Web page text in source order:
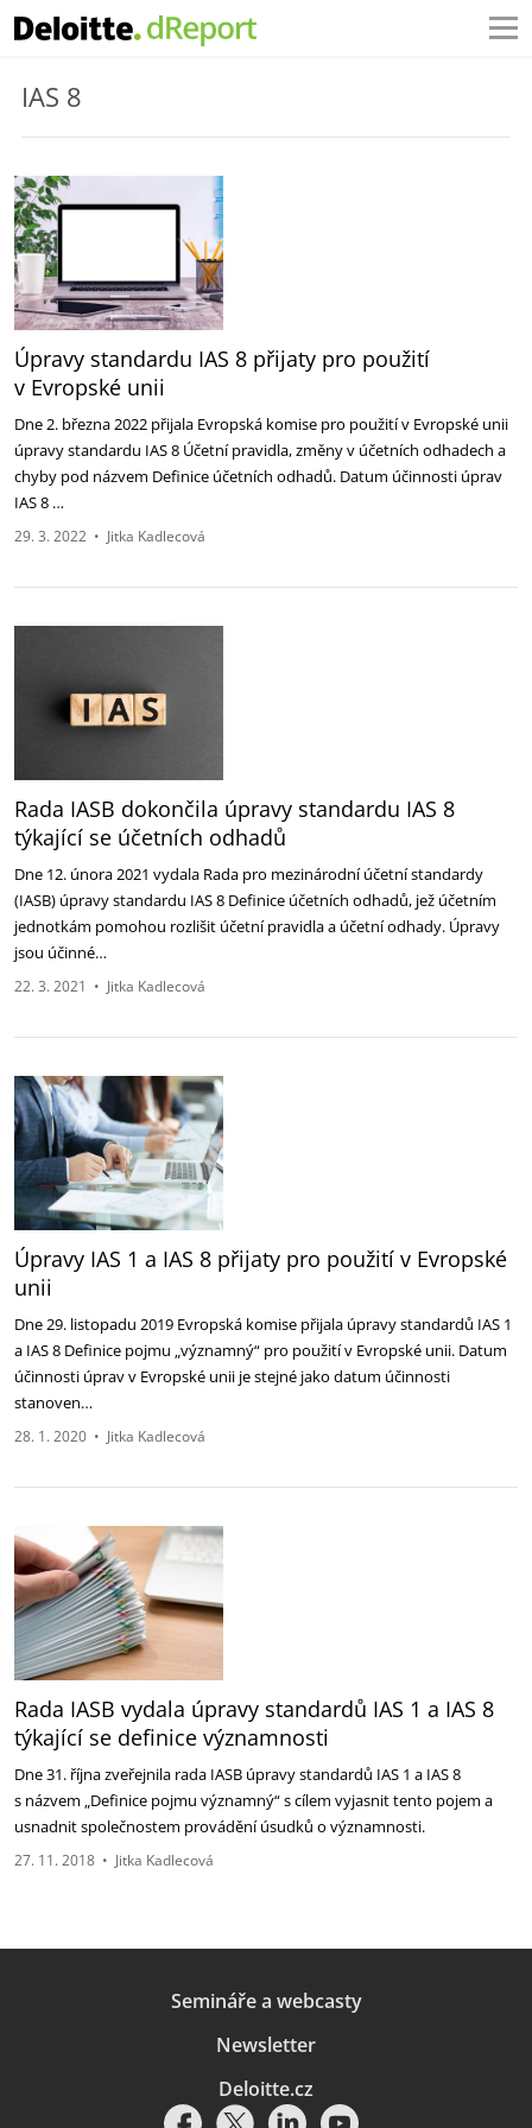
IAS 8
Úpravy standardu IAS 8 přijaty pro použití
v Evropské unii
Dne 2. března 2022 přijala Evropská komise pro použití v Evropské unii
úpravy standardu IAS 8 Účetní pravidla, změny v účetních odhadech a
chyby pod názvem Definice účetních odhadů. Datum účinnosti úprav
IAS 8 …
29. 3. 2022 • Jitka Kadlecová
Rada IASB dokončila úpravy standardu IAS 8
týkající se účetních odhadů
Dne 12. února 2021 vydala Rada pro mezinárodní účetní standardy
(IASB) úpravy standardu IAS 8 Definice účetních odhadů, jež účetním
jednotkám pomohou rozlišit účetní pravidla a účetní odhady. Úpravy
jsou účinné…
22. 3. 2021 • Jitka Kadlecová
Úpravy IAS 1 a IAS 8 přijaty pro použití v Evropské
unii
Dne 29. listopadu 2019 Evropská komise přijala úpravy standardů IAS 1
a IAS 8 Definice pojmu „významný“ pro použití v Evropské unii. Datum
účinnosti úprav v Evropské unii je stejné jako datum účinnosti
stanoven…
28. 1. 2020 • Jitka Kadlecová
Rada IASB vydala úpravy standardů IAS 1 a IAS 8
týkající se definice významnosti
Dne 31. října zveřejnila rada IASB úpravy standardů IAS 1 a IAS 8
s názvem „Definice pojmu významný“ s cílem vyjasnit tento pojem a
usnadnit společnostem provádění úsudků o významnosti.
27. 11. 2018 • Jitka Kadlecová
Semináře a webcasty
Newsletter
Deloitte.cz